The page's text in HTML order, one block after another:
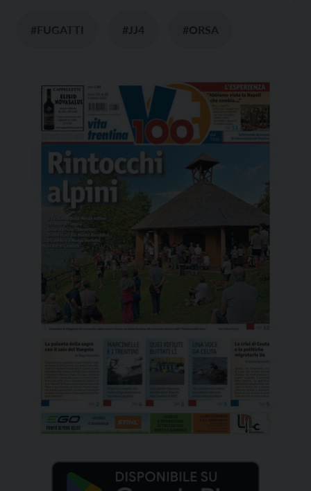
#FUGATTI #JJ4 #ORSA